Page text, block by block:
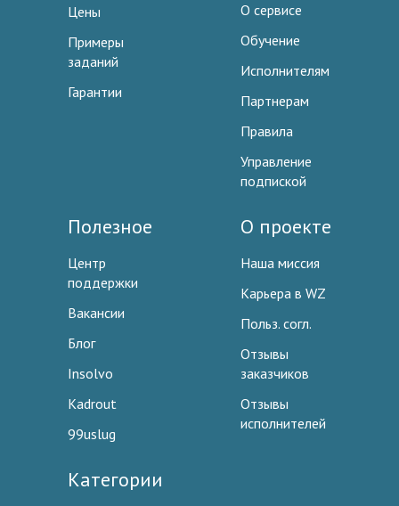
Цены
Примеры
заданий
Гарантии
О сервисе
Обучение
Исполнителям
Партнерам
Правила
Управление
подпиской
Полезное
Центр
поддержки
Вакансии
Блог
Insolvo
Kadrout
99uslug
О проекте
Наша миссия
Карьера в WZ
Польз. согл.
Отзывы
заказчиков
Отзывы
исполнителей
Категории